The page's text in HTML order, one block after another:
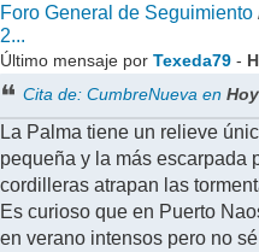
Foro General de Seguimiento
2...
Último mensaje por Texeda79 -
Cita de: CumbreNueva enHoy
La Palma tiene un relieve
pequeña y la más escarpada
cordilleras atrapan las
Es curioso que en Puerto
en verano intensos pero no